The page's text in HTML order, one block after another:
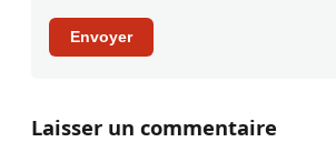
Envoyer
Laisser un commentaire